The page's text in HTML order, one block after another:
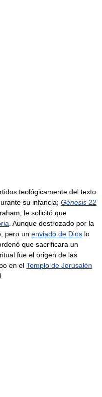
teológicamente del texto
su infancia; Génesis 22
le solicitó que
. Aunque destrozado por la
pero un enviado de Dios lo
que sacrificara un
fue el origen de las
en el Templo de Jerusalén